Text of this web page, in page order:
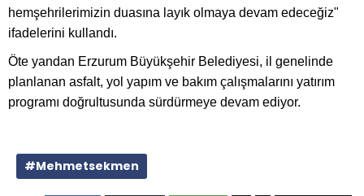
hemşehrilerimizin duasına layık olmaya devam edeceğiz"
ifadelerini kullandı.
Öte yandan Erzurum Büyükşehir Belediyesi, il genelinde
planlanan asfalt, yol yapım ve bakım çalışmalarını yatırım
programı doğrultusunda sürdürmeye devam ediyor.
#Mehmetsekmen